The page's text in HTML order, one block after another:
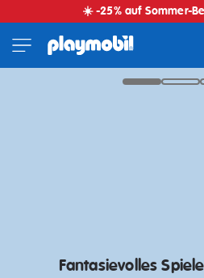
☀️ -25% auf Sommer-
Spielspaß auf
Zum Internationalen
Samtpfoten
Fantasievolles